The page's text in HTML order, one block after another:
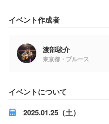
イベント作成者
渡部駿介
東京都・ブルース
イベントについて
2025.01.25（土）